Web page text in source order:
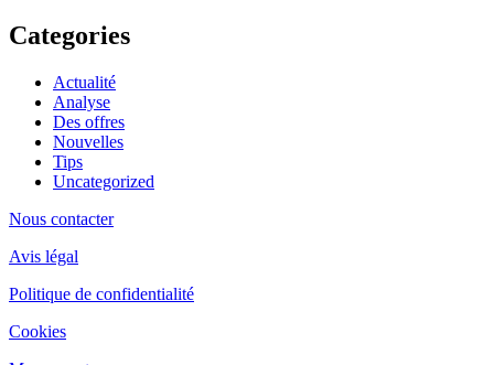
Categories
Actualité
Analyse
Des offres
Nouvelles
Tips
Uncategorized
Nous contacter
Avis légal
Politique de confidentialité
Cookies